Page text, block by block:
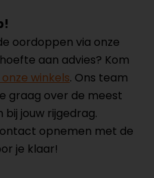
oordoppen via onze
aan advies? Kom
winkels. Ons team
graag over de meest
jouw rijgedrag.
opnemen met de
je klaar!